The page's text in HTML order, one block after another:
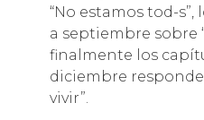
“No estamos tod-
a septiembre sobre
finalmente los
diciembre
vivir”.